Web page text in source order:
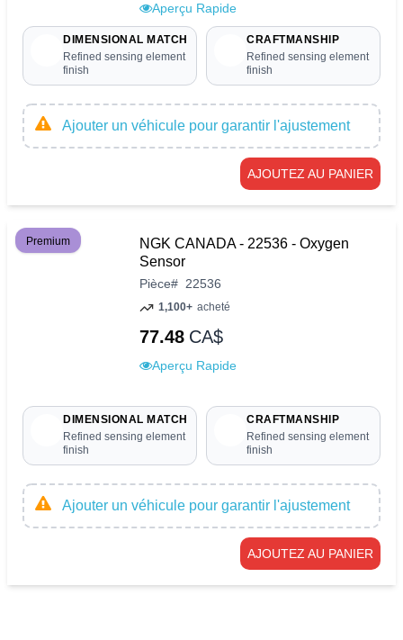
Aperçu Rapide
DIMENSIONAL MATCH
Refined sensing element
finish
CRAFTMANSHIP
Refined sensing element
finish
Ajouter un véhicule pour garantir l'ajustement
AJOUTEZ AU PANIER
Premium
NGK CANADA - 22536 - Oxygen
Sensor
Pièce# 22536
1,100+ acheté
77.48 CA$
Aperçu Rapide
DIMENSIONAL MATCH
Refined sensing element
finish
CRAFTMANSHIP
Refined sensing element
finish
Ajouter un véhicule pour garantir l'ajustement
AJOUTEZ AU PANIER